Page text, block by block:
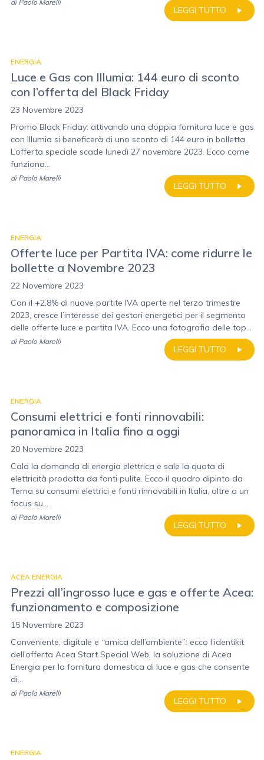
LEGGI TUTTO
di Paolo Marelli
ENERGIA
Luce e Gas con Illumia: 144 euro di sconto
con l’offerta del Black Friday
23 Novembre 2023
Promo Black Friday: attivando una doppia fornitura luce e gas
con Illumia si beneficerà di uno sconto di 144 euro in bolletta.
L’offerta speciale scade lunedì 27 novembre 2023. Ecco come
funziona...
LEGGI TUTTO
di Paolo Marelli
ENERGIA
Offerte luce per Partita IVA: come ridurre le
bollette a Novembre 2023
22 Novembre 2023
Con il +2,8% di nuove partite IVA aperte nel terzo trimestre
2023, cresce l’interesse dei gestori energetici per il segmento
delle offerte luce e partita IVA. Ecco una fotografia delle top...
LEGGI TUTTO
di Paolo Marelli
ENERGIA
Consumi elettrici e fonti rinnovabili:
panoramica in Italia fino a oggi
20 Novembre 2023
Cala la domanda di energia elettrica e sale la quota di
elettricità prodotta da fonti pulite. Ecco il quadro dipinto da
Terna su consumi elettrici e fonti rinnovabili in Italia, oltre a un
focus su...
LEGGI TUTTO
di Paolo Marelli
ACEA ENERGIA
Prezzi all’ingrosso luce e gas e offerte Acea:
funzionamento e composizione
15 Novembre 2023
Conveniente, digitale e “amica dell’ambiente”: ecco l’identikit
dell’offerta Acea Start Special Web, la soluzione di Acea
Energia per la fornitura domestica di luce e gas che consente
di...
LEGGI TUTTO
di Paolo Marelli
ENERGIA